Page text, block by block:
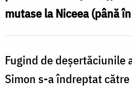
Simono-
Petra
mutase la Niceea (până
Fugind de deșertăciunile
Simon s-a îndreptat